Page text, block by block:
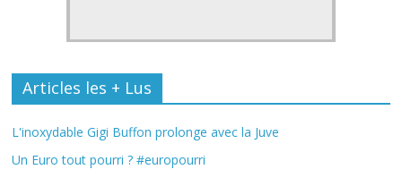
Articles les + Lus
L'inoxydable Gigi Buffon prolonge avec la Juve
Un Euro tout pourri ? #europourri